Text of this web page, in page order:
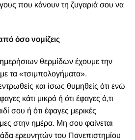
που κάνουν τη ζυγαριά σου να
όσο νομίζεις
θερμίδων έχουμε την
τα «τσιμπολογήματα».
και ίσως θυμηθείς ότι ενώ
κάτι μικρό ή ότι έφαγες ό,τι
σου ή ότι έφαγες μερικές
στην ημέρα. Μη σου φαίνεται
ερευνητών του Πανεπιστημίου